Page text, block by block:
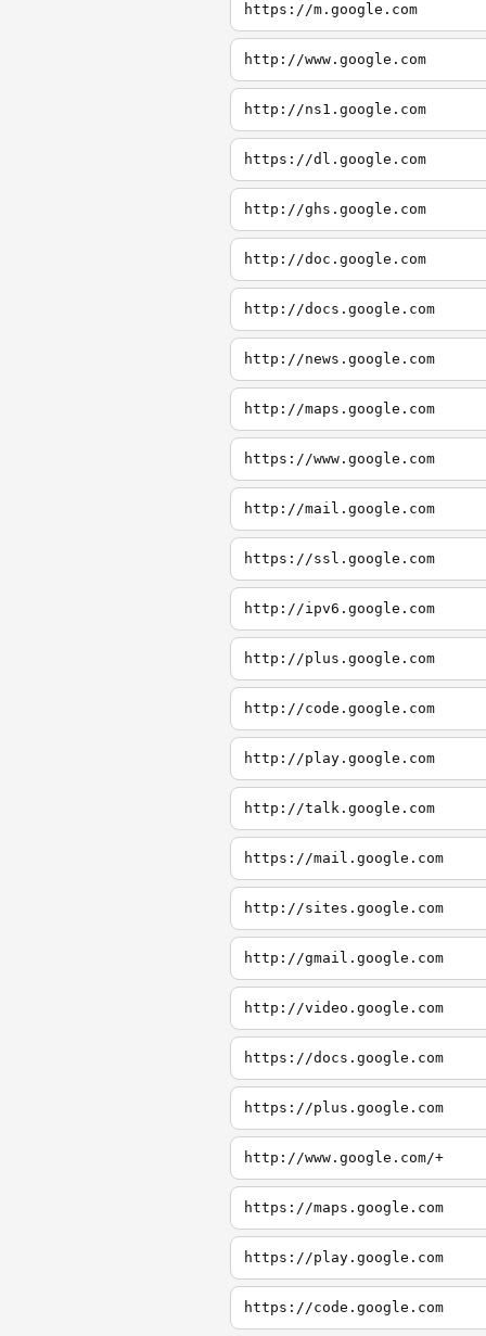
https://m.google.com
http://www.google.com
http://ns1.google.com
https://dl.google.com
http://ghs.google.com
http://doc.google.com
http://docs.google.com
http://news.google.com
http://maps.google.com
https://www.google.com
http://mail.google.com
https://ssl.google.com
http://ipv6.google.com
http://plus.google.com
http://code.google.com
http://play.google.com
http://talk.google.com
https://mail.google.com
http://sites.google.com
http://gmail.google.com
http://video.google.com
https://docs.google.com
https://plus.google.com
http://www.google.com/+
https://maps.google.com
https://play.google.com
https://code.google.com